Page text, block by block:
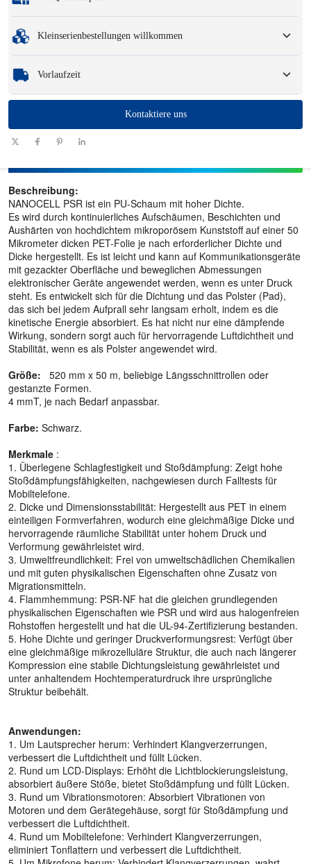
Muster: Für verfügbare, kundenspezifische Muster können eine Gebühr und
Kleinserienbestellungen willkommen
helfen, schnell und effizient die Produkte zu erhalten, die Sie benötigen.
Vorlaufzeit
101 - 1000 1001 - 10000
(Tage)
Kontaktiere uns
Beschreibung:
NANOCELL PSR ist ein PU-Schaum mit hoher Dichte.
Es wird durch kontinuierliches Aufschäumen, Beschichten und
Aushärten von hochdichtem mikroporösem Kunststoff auf einer 50
Mikrometer dicken PET-Folie je nach erforderlicher Dichte und
Dicke hergestellt. Es ist leicht und kann auf Kommunikationsgeräte
mit gezackter Oberfläche und beweglichen Abmessungen
elektronischer Geräte angewendet werden, wenn es unter Druck
steht. Es entwickelt sich für die Dichtung und das Polster (Pad),
das sich bei jedem Aufprall sehr langsam erholt, indem es die
kinetische Energie absorbiert. Es hat nicht nur eine dämpfende
Wirkung, sondern sorgt auch für hervorragende Luftdichtheit und
Stabilität, wenn es als Polster angewendet wird.
Größe: 520 mm x 50 m, beliebige Längsschnittrollen oder
gestanzte Formen.
4 mmT, je nach Bedarf anpassbar.
Farbe: Schwarz.
Merkmale :
1. Überlegene Schlagfestigkeit und Stoßdämpfung: Zeigt hohe
Stoßdämpfungsfähigkeiten, nachgewiesen durch Falltests für
Mobiltelefone.
2. Dicke und Dimensionsstabilität: Hergestellt aus PET in einem
einteiligen Formverfahren, wodurch eine gleichmäßige Dicke und
hervorragende räumliche Stabilität unter hohem Druck und
Verformung gewährleistet wird.
3. Umweltfreundlichkeit: Frei von umweltschädlichen Chemikalien
und mit guten physikalischen Eigenschaften ohne Zusatz von
Migrationsmitteln.
4. Flammhemmung: PSR-NF hat die gleichen grundlegenden
physikalischen Eigenschaften wie PSR und wird aus halogenfreien
Rohstoffen hergestellt und hat die UL-94-Zertifizierung bestanden.
5. Hohe Dichte und geringer Druckverformungsrest: Verfügt über
eine gleichmäßige mikrozelluläre Struktur, die auch nach längerer
Kompression eine stabile Dichtungsleistung gewährleistet und
unter anhaltendem Hochtemperaturdruck ihre ursprüngliche
Struktur beibehält.
Anwendungen:
1. Um Lautsprecher herum: Verhindert Klangverzerrungen,
verbessert die Luftdichtheit und füllt Lücken.
2. Rund um LCD-Displays: Erhöht die Lichtblockierungsleistung,
absorbiert äußere Stöße, bietet Stoßdämpfung und füllt Lücken.
3. Rund um Vibrationsmotoren: Absorbiert Vibrationen von
Motoren und dem Gerätegehäuse, sorgt für Stoßdämpfung und
verbessert die Luftdichtheit.
4. Rund um Mobiltelefone: Verhindert Klangverzerrungen,
eliminiert Tonflattern und verbessert die Luftdichtheit.